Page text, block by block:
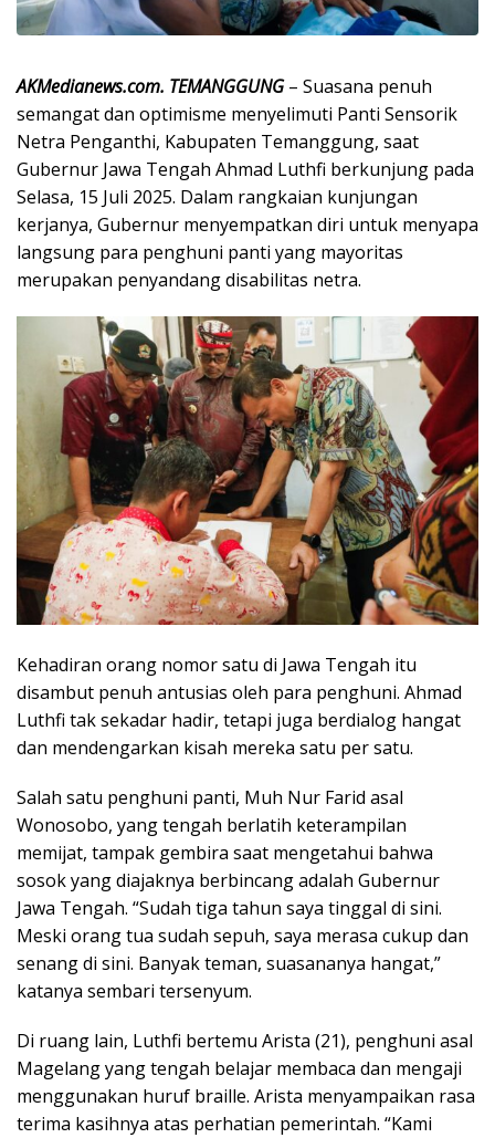
AKMedianews.com. TEMANGGUNG– Suasana penuh
semangat dan optimisme menyelimuti Panti Sensorik
Netra Penganthi, Kabupaten Temanggung, saat
Gubernur Jawa Tengah Ahmad Luthfi berkunjung pada
Selasa, 15 Juli 2025. Dalam rangkaian kunjungan
kerjanya, Gubernur menyempatkan diri untuk menyapa
langsung para penghuni panti yang mayoritas
merupakan penyandang disabilitas netra.
Kehadiran orang nomor satu di Jawa Tengah itu
disambut penuh antusias oleh para penghuni. Ahmad
Luthfi tak sekadar hadir, tetapi juga berdialog hangat
dan mendengarkan kisah mereka satu per satu.
Salah satu penghuni panti, Muh Nur Farid asal
Wonosobo, yang tengah berlatih keterampilan
memijat, tampak gembira saat mengetahui bahwa
sosok yang diajaknya berbincang adalah Gubernur
Jawa Tengah. “Sudah tiga tahun saya tinggal di sini.
Meski orang tua sudah sepuh, saya merasa cukup dan
senang di sini. Banyak teman, suasananya hangat,”
katanya sembari tersenyum.
Di ruang lain, Luthfi bertemu Arista (21), penghuni asal
Magelang yang tengah belajar membaca dan mengaji
menggunakan huruf braille. Arista menyampaikan rasa
terima kasihnya atas perhatian pemerintah. “Kami